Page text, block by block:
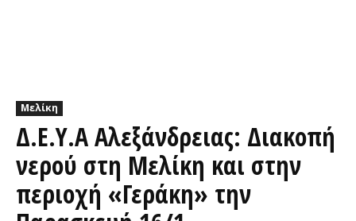
Μελίκη
Δ.Ε.Υ.Α Αλεξάνδρειας: Διακοπή
νερού στη Μελίκη και στην
περιοχή «Γεράκη» την